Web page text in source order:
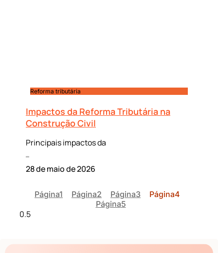
Reforma tributária
Impactos da Reforma Tributária na
Construção Civil
Principais impactos da
28 de maio de 2026
Página1 Página2 Página3 Página4
Página5